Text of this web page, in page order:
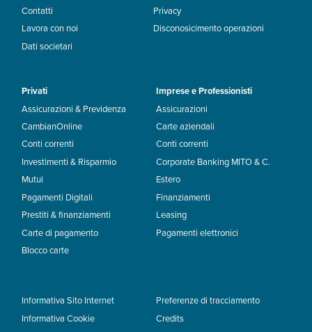
Contatti
Lavora con noi
Dati societari
Privacy
Disconosicimento operazioni
Privati
Assicurazioni & Previdenza
CambianOnline
Conti correnti
Investimenti & Risparmio
Mutui
Pagamenti Digitali
Prestiti & finanziamenti
Carte di pagamento
Blocco carte
Imprese e Professionisti
Assicurazioni
Carte aziendali
Conti correnti
Corporate Banking MITO & C.
Estero
Finanziamenti
Leasing
Pagamenti elettronici
Informativa Sito Internet
Informativa Cookie
Preferenze di tracciamento
Credits